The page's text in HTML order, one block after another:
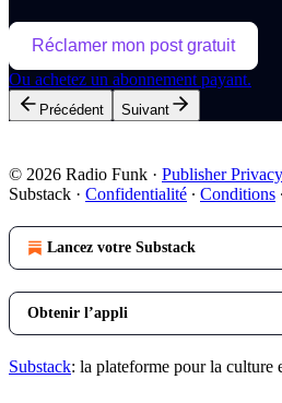
Réclamer mon post gratuit
Ou achetez un abonnement payant.
Précédent Suivant
© 2026 Radio Funk · Publisher Privacy
Substack · Confidentialité ∙ Conditions ∙
Lancez votre Substack
Obtenir l’appli
Substack: la plateforme pour la culture